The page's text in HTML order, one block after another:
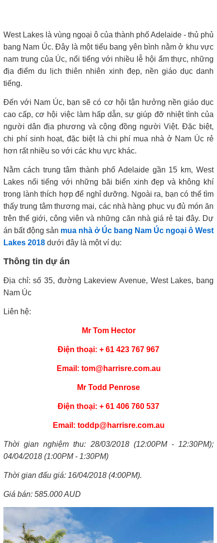
West Lakes là vùng ngoại ô của thành phố Adelaide - thủ phủ
bang Nam Úc. Đây là một tiểu bang yên bình nằm ở khu vực
nam trung của Úc, nổi tiếng với nhiều lễ hội ẩm thực, những
địa điểm du lịch thiên nhiên xinh đẹp, nền giáo dục danh
tiếng.
Đến với Nam Úc, bạn sẽ có cơ hội tận hưởng nền giáo dục
cao cấp, cơ hội việc làm hấp dẫn, sự giúp đỡ nhiệt tình của
người dân địa phương và cộng đồng người Việt. Đặc biệt,
chi phí sinh hoạt, đặc biệt là chi phí mua nhà ở Nam Úc rẻ
hơn rất nhiều so với các khu vực khác.
Nằm cách trung tâm thành phố Adelaide gần 15 km, West
Lakes nổi tiếng với những bãi biển xinh đẹp và không khí
trong lành thích hợp để nghỉ dưỡng. Ngoài ra, bạn có thể tìm
thấy trung tâm thương mại, các nhà hàng phục vụ đủ món ăn
trên thế giới, công viên và những căn nhà giá rẻ tại đây. Dự
án bất động sản mua nhà ở Úc bang Nam Úc ngoại ô West
Lakes 2018 dưới đây là một ví dụ:
Thông tin dự án
Địa chỉ: số 35, đường Lakeview Avenue, West Lakes, bang
Nam Úc
Liên hệ:
Mr Tom Hector
Điện thoại: + 61 423 767 967
Email: tom@harrisre.com.au
Mr Todd Penrose
Điện thoại: + 61 406 760 537
Email: toddp@harrisre.com.au
Thời gian nghiệm thu: 28/03/2018 (12:00PM - 12:30PM);
04/04/2018 (1:00PM - 1:30PM)
Thời gian đấu giá: 16/04/2018 (4:00PM).
Giá bán: 585.000 AUD